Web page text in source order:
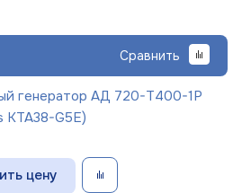
Сравнить
генератор АД 720-Т400-1Р
KTA38-G5E)
цену